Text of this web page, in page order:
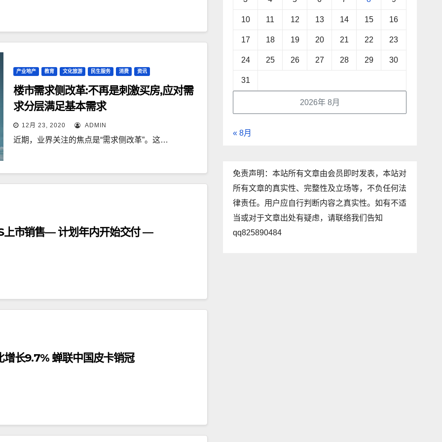
产业地产 教育 文化旅游 民生服务 消费 资讯
楼市需求侧改革:不再是刺激买房,应对需
求分层满足基本需求
12月 23, 2020 ADMIN
近期，业界关注的焦点是“需求侧改革”。这…
上市销售— 计划年内开始交付 —
长9.7% 蝉联中国皮卡销冠
2026年 8月
10 11 12 13 14 15 16
17 18 19 20 21 22 23
24 25 26 27 28 29 30
31
« 8月
免责声明：本站所有文章由会员即时发表，本站对
所有文章的真实性、完整性及立场等，不负任何法
律责任。用户应自行判断内容之真实性。如有不适
当或对于文章出处有疑虑，请联络我们告知
qq825890484